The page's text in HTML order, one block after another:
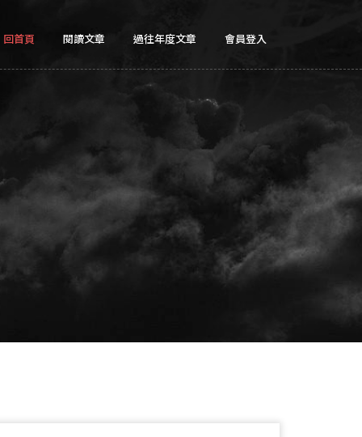
回首頁 閱讀文章 過往年度文章 會員登入